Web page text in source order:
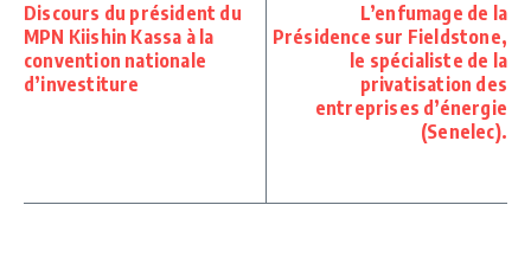
Discours du président du
MPN Kiishin Kassa à la
convention nationale
d’investiture
L’enfumage de la
Présidence sur Fieldstone,
le spécialiste de la
privatisation des
entreprises d’énergie
(Senelec).